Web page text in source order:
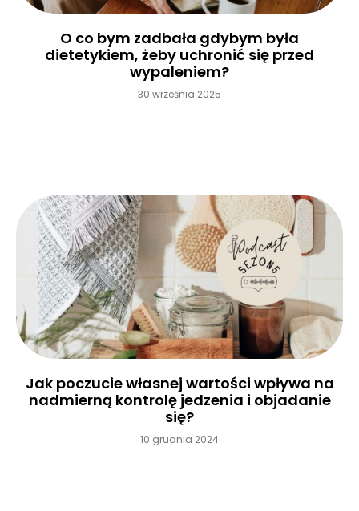
O co bym zadbała gdybym była
dietetykiem, żeby uchronić się przed
wypaleniem?
30 września 2025
Jak poczucie własnej wartości wpływa na
nadmierną kontrolę jedzenia i objadanie
się?
10 grudnia 2024